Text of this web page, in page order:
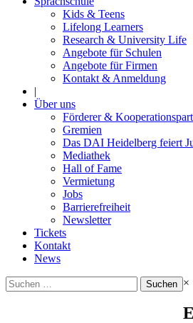
Kids & Teens
Lifelong Learners
Research & University Life
Angebote für Schulen
Angebote für Firmen
Kontakt & Anmeldung
|
Über uns
Förderer &
Gremien
Das DAI Heidelberg feiert
Mediathek
Hall of Fame
Vermietung
Jobs
Barrierefreiheit
Newsletter
Tickets
Kontakt
News
Suchen
nach:
×